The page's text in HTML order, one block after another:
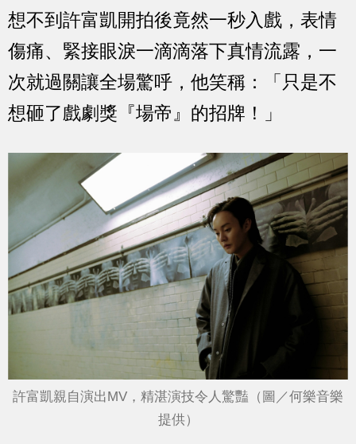
想不到許富凱開拍後竟然一秒入戲，表情
傷痛、緊接眼淚一滴滴落下真情流露，一
次就過關讓全場驚呼，他笑稱：「只是不
想砸了戲劇獎『場帝』的招牌！」
許富凱親自演出MV，精湛演技令人驚豔（圖／何樂音樂
提供）